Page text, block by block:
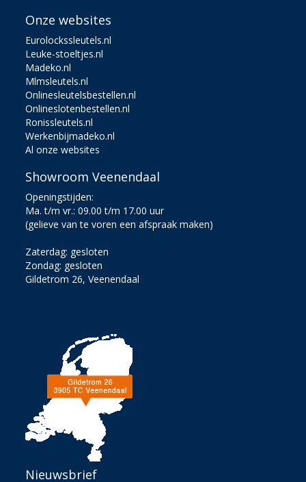
Onze websites
Eurolockssleutels.nl
Leuke-stoeltjes.nl
Madeko.nl
Mlmsleutels.nl
Onlinesleutelsbestellen.nl
Onlineslotenbestellen.nl
Ronissleutels.nl
Werkenbijmadeko.nl
Al onze websites
Showroom Veenendaal
Openingstijden:
Ma. t/m vr.: 09.00 t/m 17.00 uur
(gelieve van te voren een afspraak maken)
Zaterdag: gesloten
Zondag: gesloten
Gildetrom 26, Veenendaal
Nieuwsbrief